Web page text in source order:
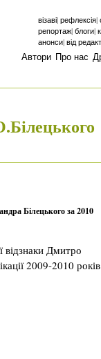
візаві| рефлексія|
репортаж| блоги|
анонси| від
Автори Про нас
Білецького за 2010
Дмитро
2009-2010